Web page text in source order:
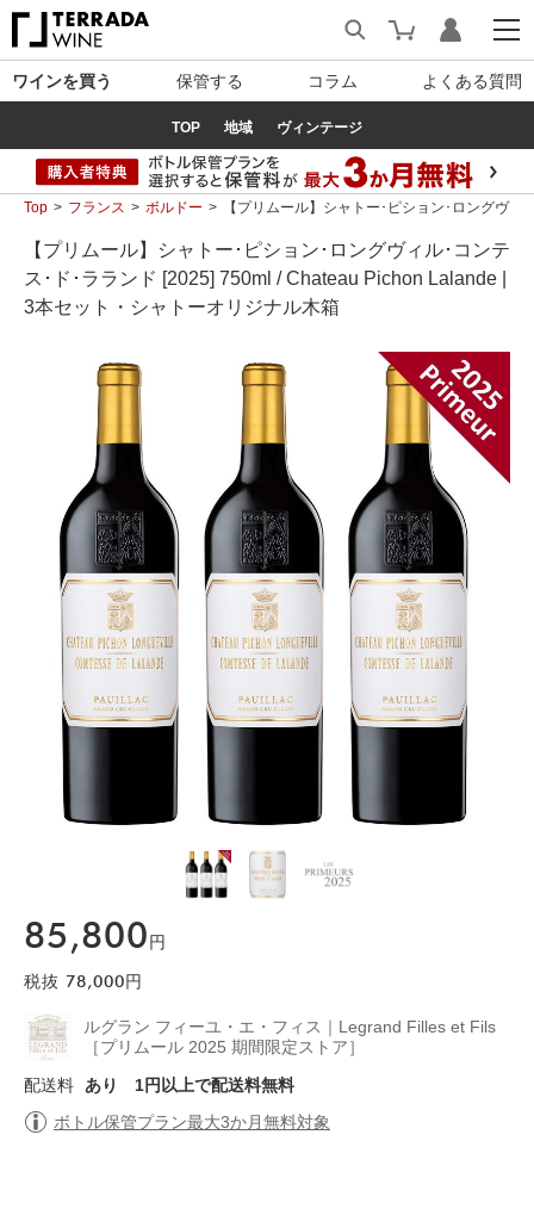
ワインを買う 保管する コラム よくある質問
TOP 地域 ヴィンテージ
Top フランス ボルドー 【プリムール】シャトー･ピション･ロングヴ
【プリムール】シャトー･ピション･ロングヴィル･コンテ
ス･ド･ラランド [2025] 750ml / Chateau Pichon Lalande |
3本セット・シャトーオリジナル木箱
85,800 円
税抜 78,000 円
ルグラン フィーユ・エ・フィス｜Legrand Filles et Fils
［プリムール 2025 期間限定ストア］
配送料
あり
1円以上で配送料無料
ボトル保管プラン最大3か月無料対象